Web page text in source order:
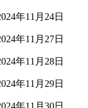
年11月24日
年11月27日
年11月28日
年11月29日
年11月30日